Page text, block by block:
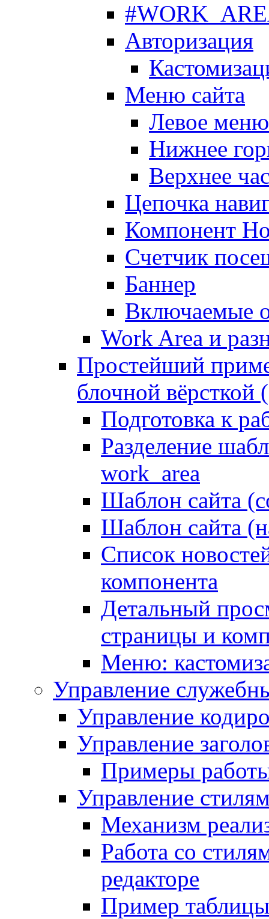
Авторизация
Меню сайта
Левое меню
Нижнее
Верхнее
Цепочка
Компонент
Счетчик
Баннер
Включаемые
Work Area и
Простейший
блочной вёрсткой
Подготовка к
Разделение
work_area
Шаблон сайта
Шаблон сайта
Список
компонента
Детальный
страницы и
Меню:
Управление
Управление
Управление
Примеры
Управление
Механизм
Работа со
редакторе
Пример